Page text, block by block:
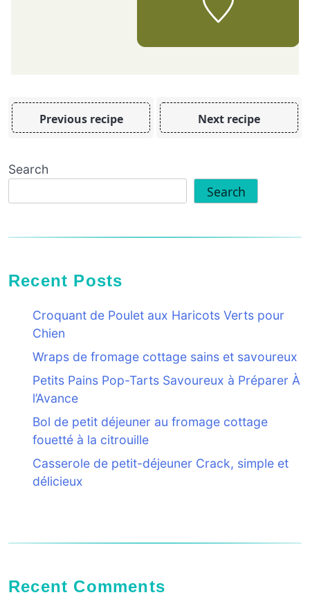
Previous recipe Next recipe
Search
Search
Recent Posts
Croquant de Poulet aux Haricots Verts pour
Chien
Wraps de fromage cottage sains et savoureux
Petits Pains Pop-Tarts Savoureux à Préparer À
l’Avance
Bol de petit déjeuner au fromage cottage
fouetté à la citrouille
Casserole de petit-déjeuner Crack, simple et
délicieux
Recent Comments